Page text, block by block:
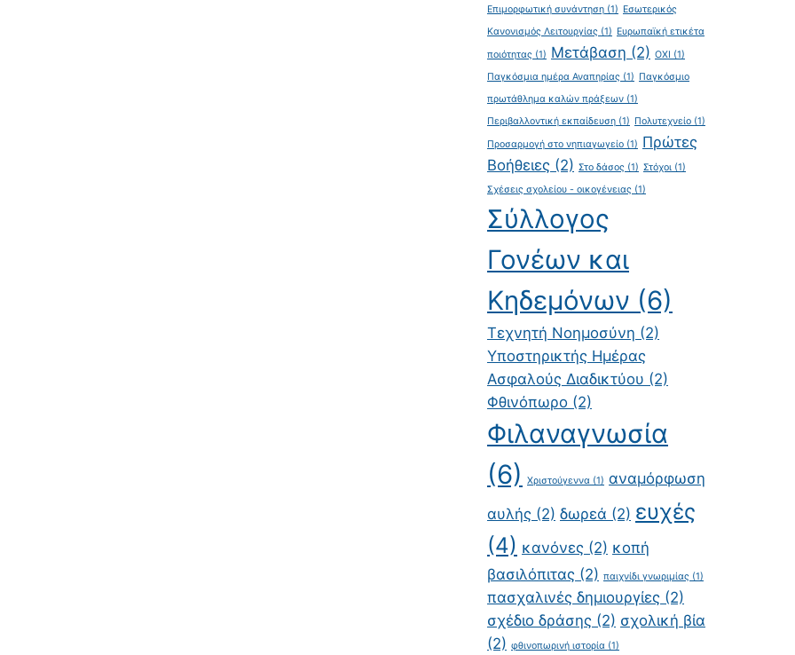
Επιμορφωτική συνάντηση (1) Εσωτερικός
Κανονισμός Λειτουργίας (1) Ευρωπαϊκή ετικέτα
ποιότητας (1) Μετάβαση (2) ΟΧΙ (1)
Παγκόσμια ημέρα Αναπηρίας (1) Παγκόσμιο
πρωτάθλημα καλών πράξεων (1)
Περιβαλλοντική εκπαίδευση (1) Πολυτεχνείο (1)
Προσαρμογή στο νηπιαγωγείο (1) Πρώτες
Βοήθειες (2) Στο δάσος (1) Στόχοι (1)
Σχέσεις σχολείου - οικογένειας (1)
Σύλλογος
Γονέων και
Κηδεμόνων (6)
Τεχνητή Νοημοσύνη (2)
Υποστηρικτής Ημέρας
Ασφαλούς Διαδικτύου (2)
Φθινόπωρο (2)
Φιλαναγνωσία
(6)
Χριστούγεννα (1) αναμόρφωση
αυλής (2) δωρεά (2) ευχές
(4) κανόνες (2) κοπή
βασιλόπιτας (2) παιχνίδι γνωριμίας (1)
πασχαλινές δημιουργίες (2)
σχέδιο δράσης (2) σχολική βία
(2) φθινοπωρινή ιστορία (1)